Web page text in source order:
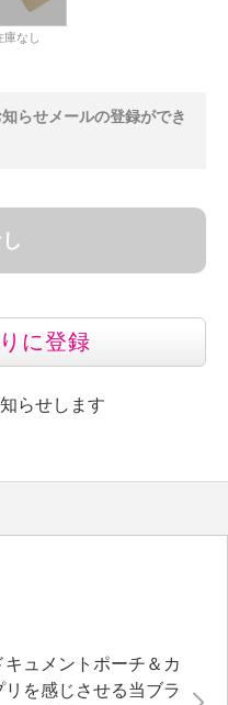
庫なし
らせメールの登録ができ
に登録
らせします
ュメントポーチ＆カ
を感じさせる当ブラ